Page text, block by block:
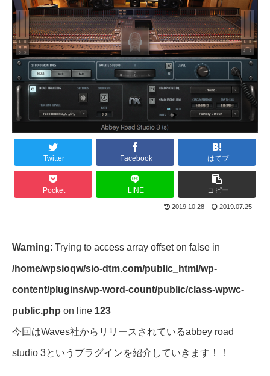
Twitter Facebook はてブ
Pocket LINE コピー
2019.10.28 2019.07.25
Warning: Trying to access array offset on false in
/home/wpsioqw/sio-dtm.com/public_html/wp-
content/plugins/wp-word-count/public/class-wpwc-
public.php on line 123
今回はWaves社からリリースされているabbey road
studio 3というプラグインを紹介していきます！！